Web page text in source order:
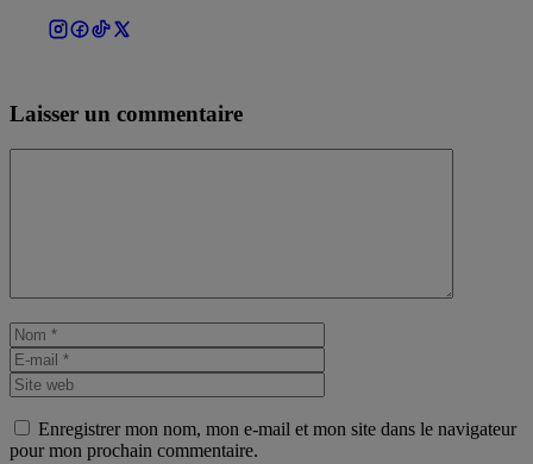
Laisser un commentaire
Nom
mail
web
Enregistrer mon nom, mon e-mail et mon site dans le navigateur
pour mon prochain commentaire.